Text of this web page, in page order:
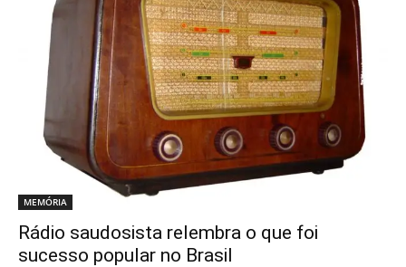
MEMÓRIA
Rádio saudosista relembra o que foi
sucesso popular no Brasil